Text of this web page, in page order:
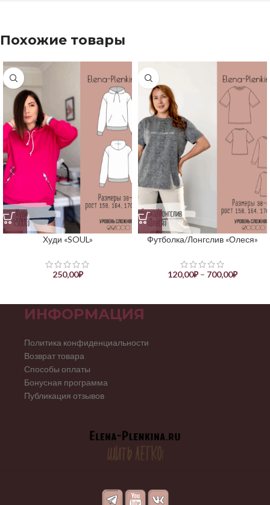
Похожие товары
Худи «SOUL»
250,00₽
Футболка/Лонгслив «Олеся»
120,00₽ – 700,00₽
ИНФОРМАЦИЯ
Политика конфиденциальности
Возврат товара
Способы оплаты
Бонусная программа
Публикация отзывов